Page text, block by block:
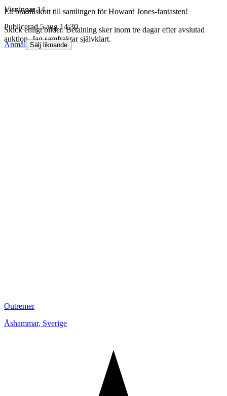
Ett bra tillskott till samlingen för Howard Jones-fantasten!
Skick enligt bilder. Betalning sker inom tre dagar efter avslutad
auktion. Jag samfraktar självklart.
Visningar 14
Publicerad 5 aug 14:30
Anmäl Sälj liknande
Outremer
Åshammar, Sverige